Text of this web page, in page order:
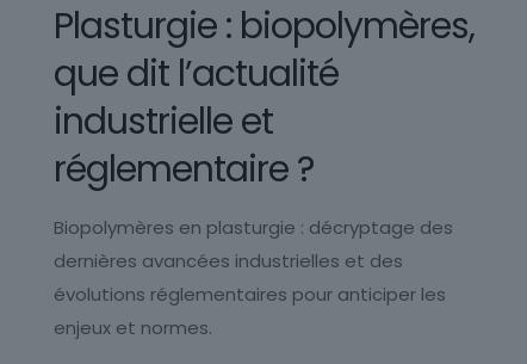
Plasturgie : biopolymères,
que dit l’actualité
industrielle et
réglementaire ?
Biopolymères en plasturgie : décryptage des
dernières avancées industrielles et des
évolutions réglementaires pour anticiper les
enjeux et normes.